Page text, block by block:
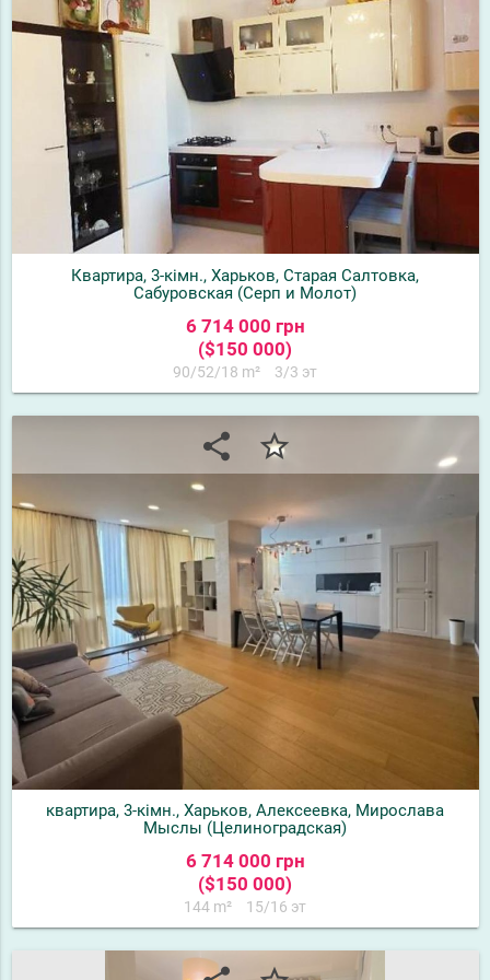
Квартира, 3-кімн., Харьков, Старая Салтовка,
Сабуровская (Серп и Молот)
6 714 000 грн
($150 000)
90/52/18 m² 3/3 эт
share star_border
квартира, 3-кімн., Харьков, Алексеевка, Мирослава
Мыслы (Целиноградская)
6 714 000 грн
($150 000)
144 m² 15/16 эт